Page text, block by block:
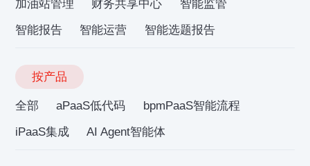
加油站管理
财务共享中心
智能监管
智能报告
智能运营 智能选题报告
按产品
全部 aPaaS低代码
bpmPaaS智能流程
iPaaS集成
AI Agent智能体